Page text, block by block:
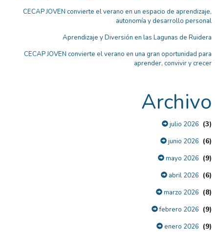
CECAP JOVEN convierte el verano en un espacio de aprendizaje,
autonomía y desarrollo personal
Aprendizaje y Diversión en las Lagunas de Ruidera
CECAP JOVEN convierte el verano en una gran oportunidad para
aprender, convivir y crecer
Archivo
julio 2026 (3)
junio 2026 (6)
mayo 2026 (9)
abril 2026 (6)
marzo 2026 (8)
febrero 2026 (9)
enero 2026 (9)